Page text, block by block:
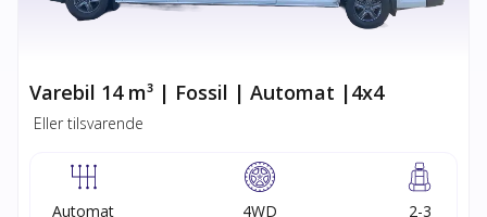
Varebil 14 m³ | Fossil | Automat |4x4
Eller tilsvarende
Automat 4WD
2-3